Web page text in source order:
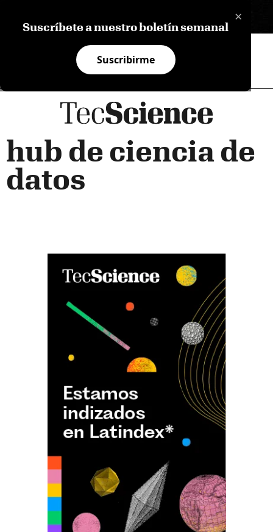
×
Suscríbete a nuestro boletín semanal
Suscribirme
hub de ciencia de
datos